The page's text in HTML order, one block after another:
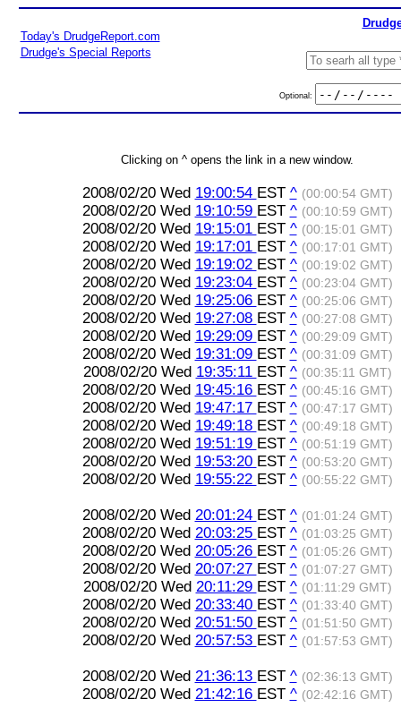
Today's DrudgeReport.com
Drudge's Special Reports
Optional:
Clicking on ^ opens the link in a new window.
2008/02/20 Wed 19:00:54 EST ^ (00:00:54 GMT)
2008/02/20 Wed 19:10:59 EST ^ (00:10:59 GMT)
2008/02/20 Wed 19:15:01 EST ^ (00:15:01 GMT)
2008/02/20 Wed 19:17:01 EST ^ (00:17:01 GMT)
2008/02/20 Wed 19:19:02 EST ^ (00:19:02 GMT)
2008/02/20 Wed 19:23:04 EST ^ (00:23:04 GMT)
2008/02/20 Wed 19:25:06 EST ^ (00:25:06 GMT)
2008/02/20 Wed 19:27:08 EST ^ (00:27:08 GMT)
2008/02/20 Wed 19:29:09 EST ^ (00:29:09 GMT)
2008/02/20 Wed 19:31:09 EST ^ (00:31:09 GMT)
2008/02/20 Wed 19:35:11 EST ^ (00:35:11 GMT)
2008/02/20 Wed 19:45:16 EST ^ (00:45:16 GMT)
2008/02/20 Wed 19:47:17 EST ^ (00:47:17 GMT)
2008/02/20 Wed 19:49:18 EST ^ (00:49:18 GMT)
2008/02/20 Wed 19:51:19 EST ^ (00:51:19 GMT)
2008/02/20 Wed 19:53:20 EST ^ (00:53:20 GMT)
2008/02/20 Wed 19:55:22 EST ^ (00:55:22 GMT)
2008/02/20 Wed 20:01:24 EST ^ (01:01:24 GMT)
2008/02/20 Wed 20:03:25 EST ^ (01:03:25 GMT)
2008/02/20 Wed 20:05:26 EST ^ (01:05:26 GMT)
2008/02/20 Wed 20:07:27 EST ^ (01:07:27 GMT)
2008/02/20 Wed 20:11:29 EST ^ (01:11:29 GMT)
2008/02/20 Wed 20:33:40 EST ^ (01:33:40 GMT)
2008/02/20 Wed 20:51:50 EST ^ (01:51:50 GMT)
2008/02/20 Wed 20:57:53 EST ^ (01:57:53 GMT)
2008/02/20 Wed 21:36:13 EST ^ (02:36:13 GMT)
2008/02/20 Wed 21:42:16 EST ^ (02:42:16 GMT)